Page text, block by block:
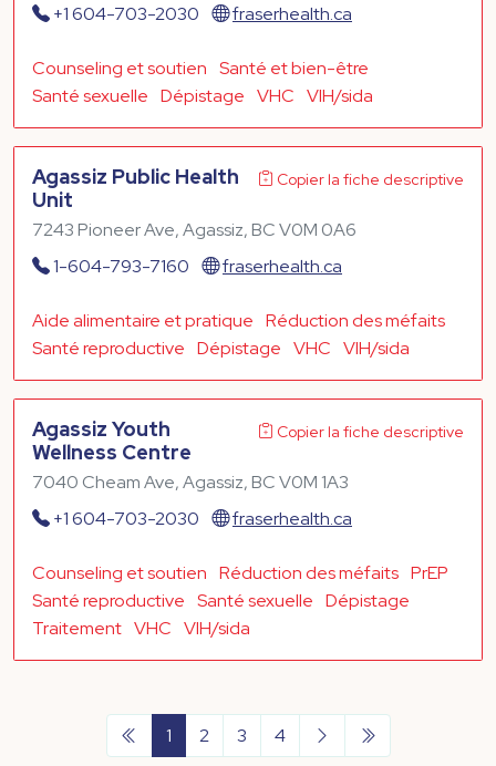
+1 604-703-2030
fraserhealth.ca
Counseling et soutien Santé et bien-être
Santé sexuelle Dépistage VHC VIH/sida
Agassiz Public Health
Unit
Copier la fiche descriptive
7243 Pioneer Ave, Agassiz, BC V0M 0A6
1-604-793-7160
fraserhealth.ca
Aide alimentaire et pratique Réduction des méfaits
Santé reproductive Dépistage VHC VIH/sida
Agassiz Youth
Wellness Centre
Copier la fiche descriptive
7040 Cheam Ave, Agassiz, BC V0M 1A3
+1 604-703-2030
fraserhealth.ca
Counseling et soutien Réduction des méfaits PrEP
Santé reproductive Santé sexuelle Dépistage
Traitement VHC VIH/sida
1 2 3 4